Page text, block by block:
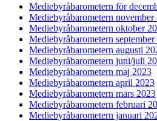
Mediebyråbarometern för
Mediebyråbarometern november
Mediebyråbarometern oktober
Mediebyråbarometern
Mediebyråbarometern augusti
Mediebyråbarometern juni/juli
Mediebyråbarometern maj 2023
Mediebyråbarometern april 2023
Mediebyråbarometern mars 2023
Mediebyråbarometern februari
Mediebyråbarometern januari